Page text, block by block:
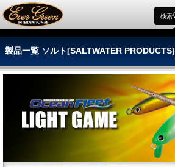
検索
製品一覧 ソルト[SALTWATER PRODUCTS]